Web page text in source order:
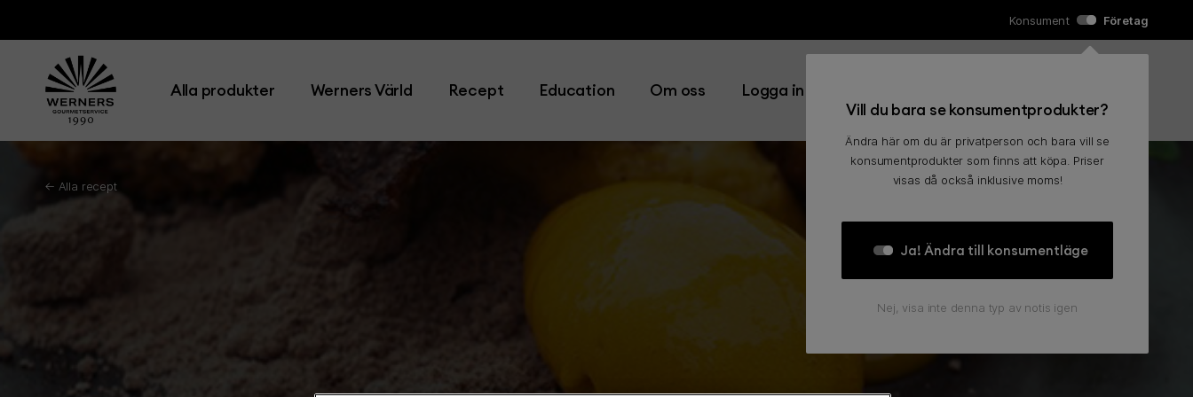
Konsument Företag
Vill du bara se konsumentprodukter?
Ändra här om du är privatperson och bara vill se
konsumentprodukter som finns att köpa. Priser
visas då också inklusive moms!
Ja! Ändra till konsumentläge
Nej, visa inte denna typ av notis igen
Alla produkter Werners Värld Recept Education Om oss Logga in
← Alla recept